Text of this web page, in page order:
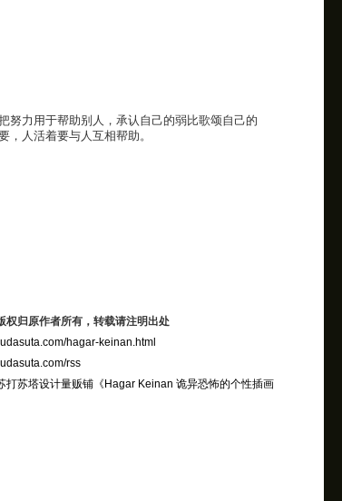
努力用于帮助别人，承认自己的弱比歌颂自己的
，人活着要与人互相帮助。
权归原作者所有，转载请注明出处
hagar-keinan.html
rss
打苏塔设计量贩铺《Hagar Keinan 诡异恐怖的个性插画